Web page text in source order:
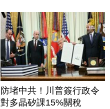
防堵中共！川普簽行政令
對多晶矽課15%關稅